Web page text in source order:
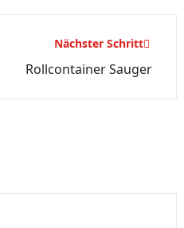
Nächster Schritt
Rollcontainer Sauger